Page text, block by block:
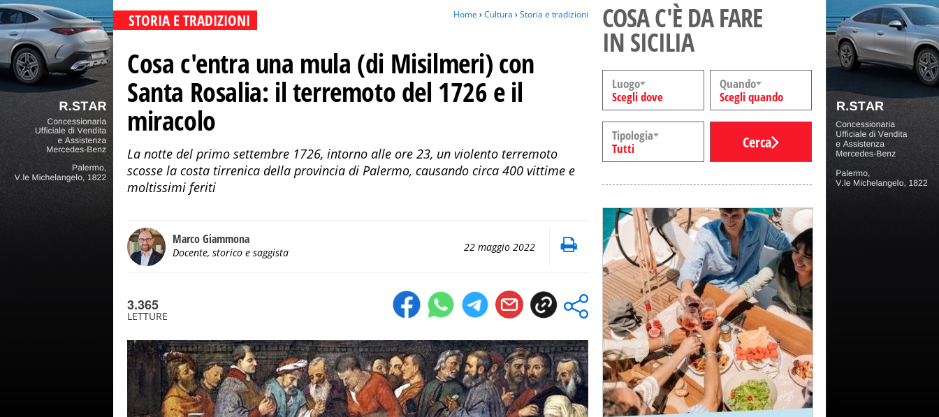
STORIA E TRADIZIONI Home› Cultura › Storia e tradizioni
Cosa c'entra una mula (di Misilmeri) con
Santa Rosalia: il terremoto del 1726 e il
miracolo
La notte del primo settembre 1726, intorno alle ore 23, un violento terremoto
scosse la costa tirrenica della provincia di Palermo, causando circa 400 vittime e
moltissimi feriti
Marco Giammona
Docente, storico e saggista 22 maggio 2022
3.365
LETTURE
COSA C'È DA FARE
IN SICILIA
Luogo
Scegli dove
Quando
Scegli quando
Tipologia
Tutti
Cerca